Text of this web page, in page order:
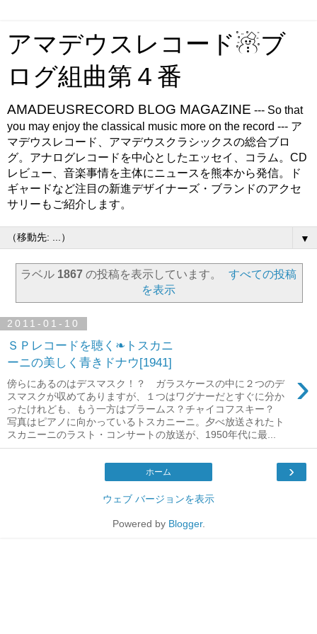
アマデウスレコード☃ブ
ログ組曲第４番
AMADEUSRECORD BLOG MAGAZINE --- So that
you may enjoy the classical music more on the record --- ア
マデウスレコード、アマデウスクラシックスの総合ブロ
グ。アナログレコードを中心としたエッセイ、コラム。CD
レビュー、音楽事情を主体にニュースを熊本から発信。ド
ギャードなど注目の新進デザイナーズ・ブランドのアクセ
サリーもご紹介します。
▼
ラベル 1867の投稿を表示しています。
すべての投稿
を表示
2011-01-10
ＳＰレコードを聴く❧トスカニ
ーニの美しく青きドナウ[1941]
›
傍らにあるのはデスマスク！？ ガラスケースの中に２つのデ
スマスクが収めてありますが、１つはワグナーだとすぐに分か
ったけれども、もう一方はブラームス？チャイコフスキー？
写真はピアノに向かっているトスカニーニ。夕べ放送されたト
スカニーニのラスト・コンサートの放送が、1950年代に最...
›
ホーム
ウェブ バージョンを表示
Powered by Blogger.